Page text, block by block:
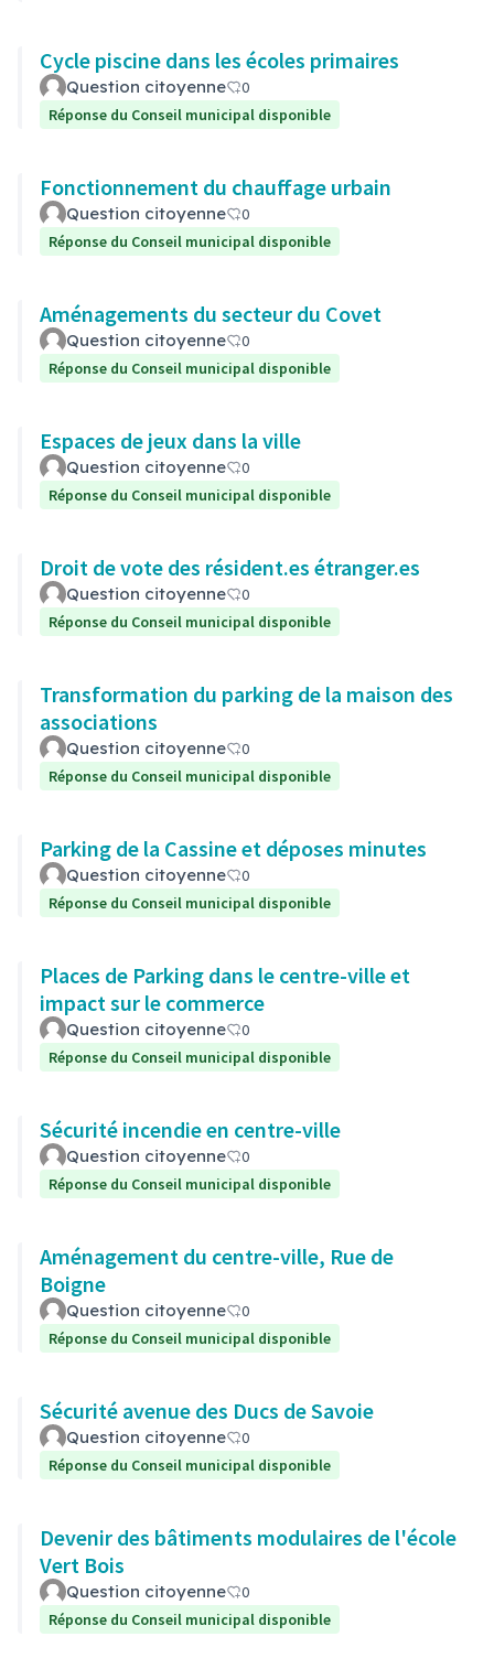
Cycle piscine dans les écoles primaires
Question citoyenne
0
Réponse du Conseil municipal disponible
Fonctionnement du chauffage urbain
Question citoyenne
0
Réponse du Conseil municipal disponible
Aménagements du secteur du Covet
Question citoyenne
0
Réponse du Conseil municipal disponible
Espaces de jeux dans la ville
Question citoyenne
0
Réponse du Conseil municipal disponible
Droit de vote des résident.es étranger.es
Question citoyenne
0
Réponse du Conseil municipal disponible
Transformation du parking de la maison des
associations
Question citoyenne
0
Réponse du Conseil municipal disponible
Parking de la Cassine et déposes minutes
Question citoyenne
0
Réponse du Conseil municipal disponible
Places de Parking dans le centre-ville et
impact sur le commerce
Question citoyenne
0
Réponse du Conseil municipal disponible
Sécurité incendie en centre-ville
Question citoyenne
0
Réponse du Conseil municipal disponible
Aménagement du centre-ville, Rue de
Boigne
Question citoyenne
0
Réponse du Conseil municipal disponible
Sécurité avenue des Ducs de Savoie
Question citoyenne
0
Réponse du Conseil municipal disponible
Devenir des bâtiments modulaires de l'école
Vert Bois
Question citoyenne
0
Réponse du Conseil municipal disponible